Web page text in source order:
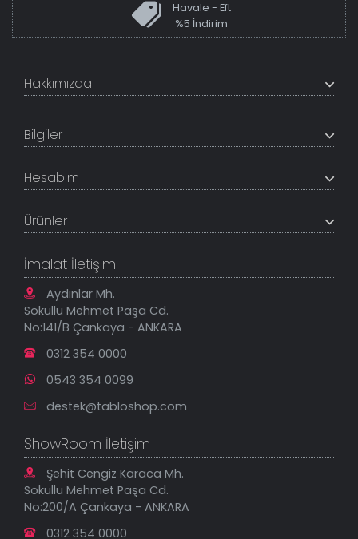
Havale - Eft
%5 İndirim
Hakkımızda
TabloShop, müşteri memnuniyetini en üst seviyede
tutmaya çalışır. Uzman kadrosu ile profesyonel işçilikle
Bilgiler
İletişim Bilgileri
Banka Hesapları
Sık Sorulan Sorular
Hesabım
Tüm Siparişlerim
Geçerli İade Koşulları
Mesafeli Satış Sözleşmesi
Gizlilik Güvenlik Politikası
Ürünler
Tablonu Sen Tasarla
Tablo Saatler
Yeni Eklenenler
En Çok Satılanlar
İndirimli Tablolar
İmalat İletişim
Aydınlar Mh.
Sokullu Mehmet Paşa Cd.
No:141/B Çankaya - ANKARA
0312 354 0000
0543 354 0099
destek@tabloshop.com
ShowRoom İletişim
Şehit Cengiz Karaca Mh.
Sokullu Mehmet Paşa Cd.
No:200/A Çankaya - ANKARA
0312 354 0000